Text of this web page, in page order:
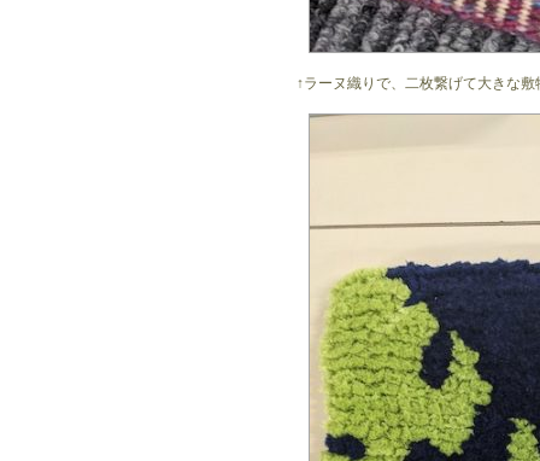
↑ラーヌ織りで、二枚繋げて大きな